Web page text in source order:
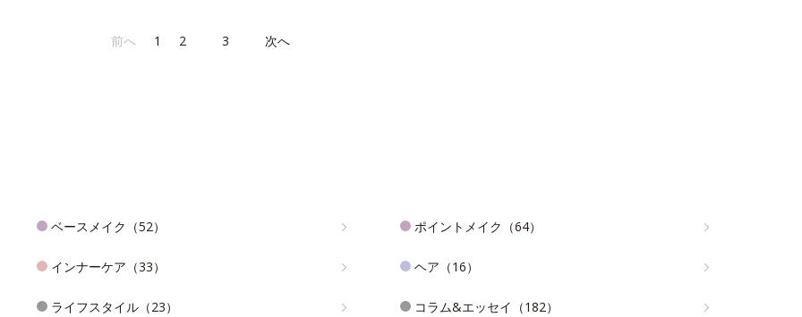
前へ 1 2 3 次へ
ベースメイク（52） ポイントメイク（64）
インナーケア（33） ヘア（16）
ライフスタイル（23） コラム&エッセイ（182）